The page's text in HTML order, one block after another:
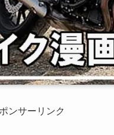
ンサーリンク